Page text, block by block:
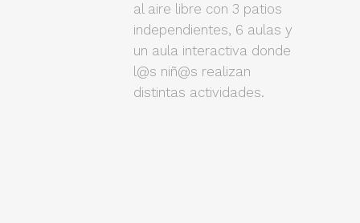
al aire libre con 3 patios
independientes, 6 aulas y
un aula interactiva donde
l@s niñ@s realizan
distintas actividades.